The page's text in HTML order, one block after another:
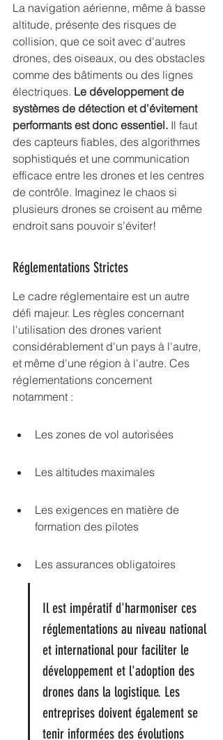
La navigation aérienne, même à basse
altitude, présente des risques de
collision, que ce soit avec d'autres
drones, des oiseaux, ou des obstacles
comme des bâtiments ou des lignes
électriques. Le développement de
systèmes de détection et d'évitement
performants est donc essentiel. Il faut
des capteurs fiables, des algorithmes
sophistiqués et une communication
efficace entre les drones et les centres
de contrôle. Imaginez le chaos si
plusieurs drones se croisent au même
endroit sans pouvoir s'éviter!
Réglementations Strictes
Le cadre réglementaire est un autre
défi majeur. Les règles concernant
l'utilisation des drones varient
considérablement d'un pays à l'autre,
et même d'une région à l'autre. Ces
réglementations concernent
notamment :
Les zones de vol autorisées
Les altitudes maximales
Les exigences en matière de
formation des pilotes
Les assurances obligatoires
Il est impératif d'harmoniser ces
réglementations au niveau national
et international pour faciliter le
développement et l'adoption des
drones dans la logistique. Les
entreprises doivent également se
tenir informées des évolutions